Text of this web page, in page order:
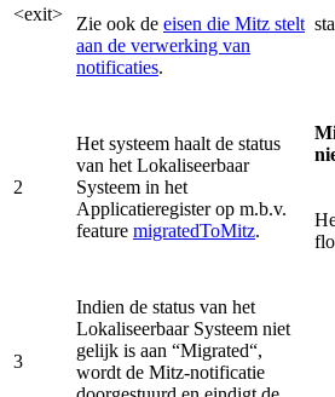
<exit>
Zie ook de eisen die Mitz stelt
aan de verwerking van
notificaties.
2
Het systeem haalt de status
van het Lokaliseerbaar
Systeem in het
Applicatieregister op m.b.v.
feature migratedToMitz.
3
Indien de status van het
Lokaliseerbaar Systeem niet
gelijk is aan “Migrated“,
wordt de Mitz-notificatie